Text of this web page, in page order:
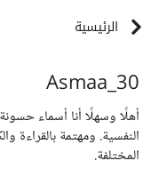
الرئيسية
Asmaa_30
أهلًا وسهلًا أنا أسماء
النفسية. ومهتمة بالقراءة
المختلفة.